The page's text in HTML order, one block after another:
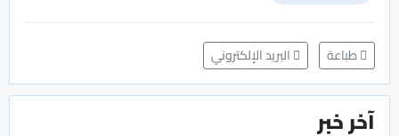
طباعة البريد الإلكتروني
آخر خبر